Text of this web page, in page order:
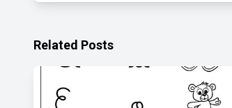
Related Posts